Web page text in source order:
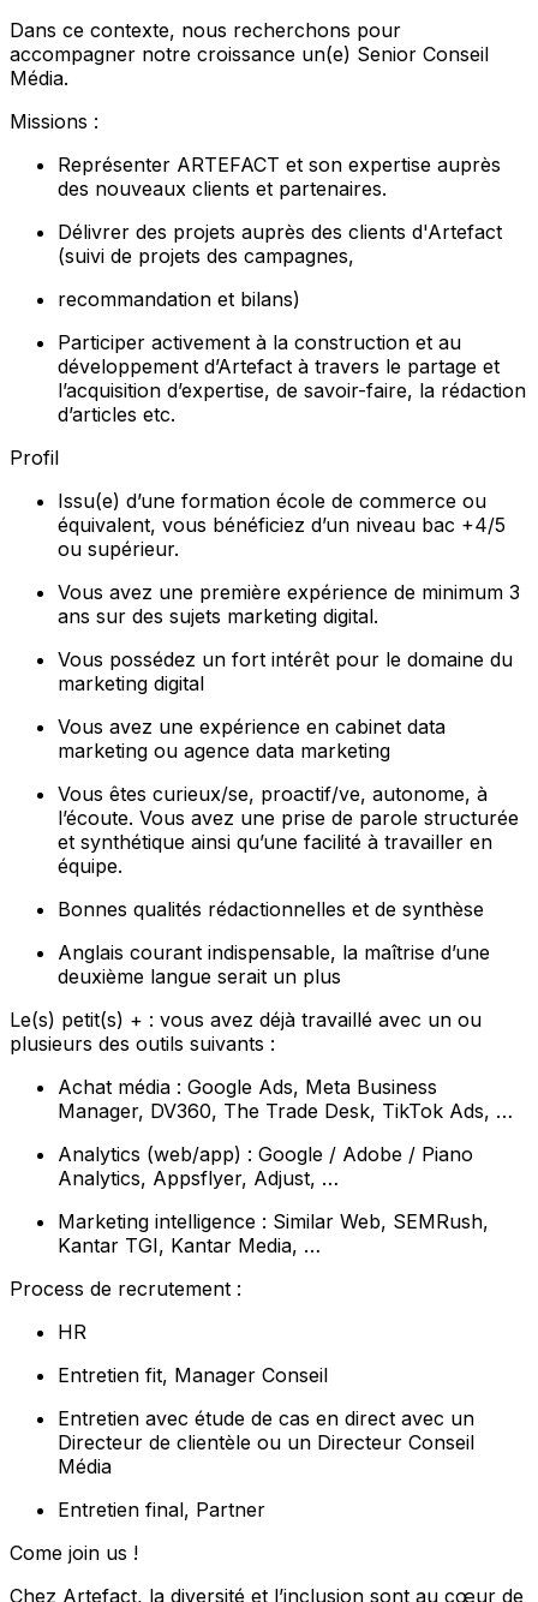
Dans ce contexte, nous recherchons pour
accompagner notre croissance un(e) Senior Conseil
Média.
Missions :
Représenter ARTEFACT et son expertise auprès
des nouveaux clients et partenaires.
Délivrer des projets auprès des clients d'Artefact
(suivi de projets des campagnes,
recommandation et bilans)
Participer activement à la construction et au
développement d’Artefact à travers le partage et
l’acquisition d’expertise, de savoir-faire, la rédaction
d’articles etc.
Profil
Issu(e) d’une formation école de commerce ou
équivalent, vous bénéficiez d’un niveau bac +4/5
ou supérieur.
Vous avez une première expérience de minimum 3
ans sur des sujets marketing digital.
Vous possédez un fort intérêt pour le domaine du
marketing digital
Vous avez une expérience en cabinet data
marketing ou agence data marketing
Vous êtes curieux/se, proactif/ve, autonome, à
l’écoute. Vous avez une prise de parole structurée
et synthétique ainsi qu’une facilité à travailler en
équipe.
Bonnes qualités rédactionnelles et de synthèse
Anglais courant indispensable, la maîtrise d’une
deuxième langue serait un plus
Le(s) petit(s) + : vous avez déjà travaillé avec un ou
plusieurs des outils suivants :
Achat média : Google Ads, Meta Business
Manager, DV360, The Trade Desk, TikTok Ads, …
Analytics (web/app) : Google / Adobe / Piano
Analytics, Appsflyer, Adjust, …
Marketing intelligence : Similar Web, SEMRush,
Kantar TGI, Kantar Media, …
Process de recrutement :
HR
Entretien fit, Manager Conseil
Entretien avec étude de cas en direct avec un
Directeur de clientèle ou un Directeur Conseil
Média
Entretien final, Partner
Come join us !
Chez Artefact, la diversité et l’inclusion sont au cœur de